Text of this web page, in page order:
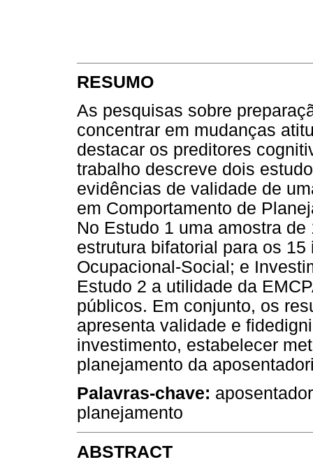
RESUMO
As pesquisas sobre
concentrar em mudanças
destacar os preditores
trabalho descreve dois
evidências de validade de
em Comportamento de
No Estudo 1 uma amostra
estrutura bifatorial para os
Ocupacional-Social; e
Estudo 2 a utilidade da
públicos. Em conjunto, os
apresenta validade e
investimento, estabelecer
planejamento da
Palavras-chave:
planejamento
ABSTRACT